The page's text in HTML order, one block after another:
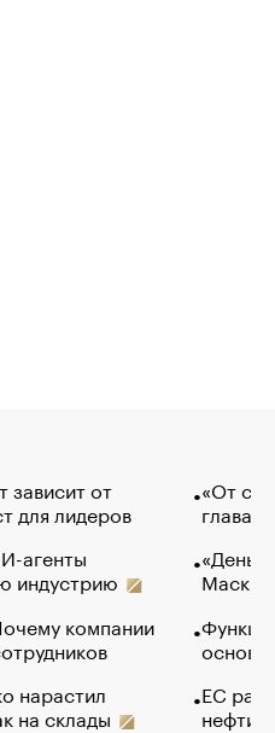
зависит от
для лидеров
агенты
индустрию
компании
нарастил
на склады
«От
глава
Маск в
основ
ЕС
нефти